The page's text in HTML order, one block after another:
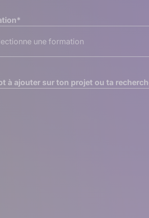
*
une formation
à ajouter sur ton projet ou ta